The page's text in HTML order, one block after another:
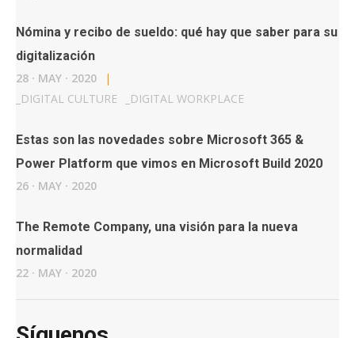
Nómina y recibo de sueldo: qué hay que saber para su
digitalización
28 · MAY · 2020
|
DIGITAL CULTURE DIGITAL WORKPLACE
Estas son las novedades sobre Microsoft 365 &
Power Platform que vimos en Microsoft Build 2020
26 · MAY · 2020
The Remote Company, una visión para la nueva
normalidad
22 · MAY · 2020